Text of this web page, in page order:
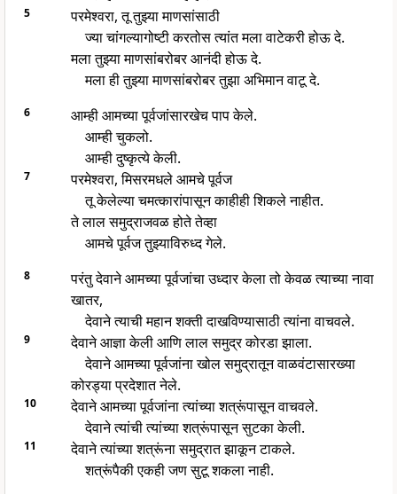
5
परमेश्वरा, तू तुझ्या माणसांसाठी
ज्या चांगल्यागोष्टी करतोस त्यांत मला वाटेकरी होऊ दे.
मला तुझ्या माणसांबरोबर आनंदी होऊ दे.
मला ही तुझ्या माणसांबरोबर तुझा अभिमान वाटू दे.
6
आम्ही आमच्या पूर्वजांसारखेच पाप केले.
आम्ही चुकलो.
आम्ही दुष्कृत्ये केली.
7
परमेश्वरा, मिसरमधले आमचे पूर्वज
तू केलेल्या चमत्कारांपासून काहीही शिकले नाहीत.
ते लाल समुद्राजवळ होते तेव्हा
आमचे पूर्वज तुझ्याविरुध्द गेले.
8
परंतु देवाने आमच्या पूर्वजांचा उध्दार केला तो केवळ त्याच्या नावा
खातर,
देवाने त्याची महान शक्ती दाखविण्यासाठी त्यांना वाचवले.
9
देवाने आज्ञा केली आणि लाल समुद्र कोरडा झाला.
देवाने आमच्या पूर्वजांना खोल समुद्रातून वाळवंटासारख्या
कोरड्या प्रदेशात नेले.
10
देवाने आमच्या पूर्वजांना त्यांच्या शत्रूंपासून वाचवले.
देवाने त्यांची त्यांच्या शत्रूंपासून सुटका केली.
11
देवाने त्यांच्या शत्रूंना समुद्रात झाकून टाकले.
शत्रूंपैकी एकही जण सुटू शकला नाही.